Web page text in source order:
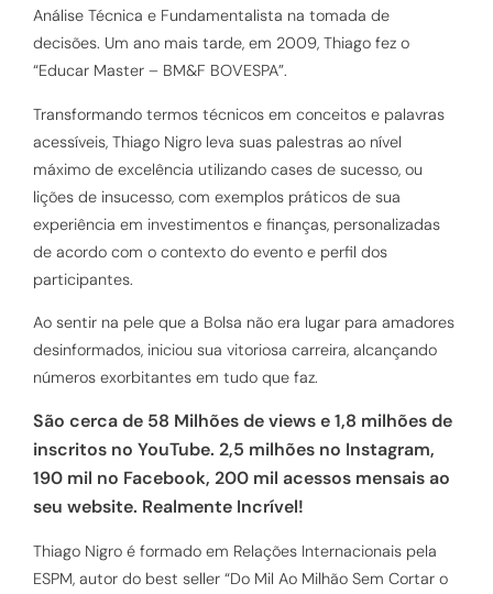
Análise Técnica e Fundamentalista na tomada de
decisões. Um ano mais tarde, em 2009, Thiago fez o
“Educar Master – BM&F BOVESPA”.
Transformando termos técnicos em conceitos e palavras
acessíveis, Thiago Nigro leva suas palestras ao nível
máximo de excelência utilizando cases de sucesso, ou
lições de insucesso, com exemplos práticos de sua
experiência em investimentos e finanças, personalizadas
de acordo com o contexto do evento e perfil dos
participantes.
Ao sentir na pele que a Bolsa não era lugar para amadores
desinformados, iniciou sua vitoriosa carreira, alcançando
números exorbitantes em tudo que faz.
São cerca de 58 Milhões de views e 1,8 milhões de
inscritos no YouTube. 2,5 milhões no Instagram,
190 mil no Facebook, 200 mil acessos mensais ao
seu website. Realmente Incrível!
Thiago Nigro é formado em Relações Internacionais pela
ESPM, autor do best seller “Do Mil Ao Milhão Sem Cortar o